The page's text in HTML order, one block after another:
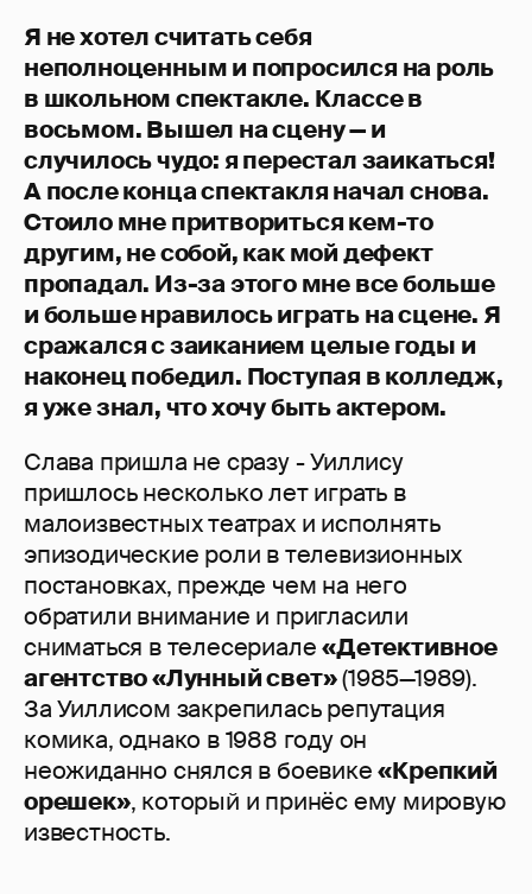
Я не хотел считать себя
неполноценным и попросился на роль
в школьном спектакле. Классе в
восьмом. Вышел на сцену — и
случилось чудо: я перестал заикаться!
А после конца спектакля начал снова.
Стоило мне притвориться кем-то
другим, не собой, как мой дефект
пропадал. Из-за этого мне все больше
и больше нравилось играть на сцене. Я
сражался с заиканием целые годы и
наконец победил. Поступая в колледж,
я уже знал, что хочу быть актером.
Слава пришла не сразу - Уиллису
пришлось несколько лет играть в
малоизвестных театрах и исполнять
эпизодические роли в телевизионных
постановках, прежде чем на него
обратили внимание и пригласили
сниматься в телесериале«Детективное
агентство «Лунный свет»(1985—1989).
За Уиллисом закрепилась репутация
комика, однако в 1988 году он
неожиданно снялся в боевике«Крепкий
орешек», который и принёс ему мировую
известность.